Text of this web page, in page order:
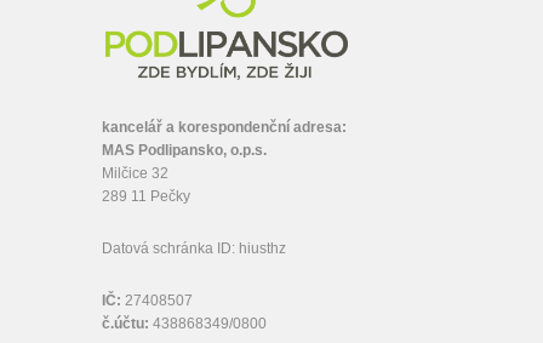
kancelář a korespondenční adresa:
MAS Podlipansko, o.p.s.
Milčice 32
289 11 Pečky
Datová schránka ID: hiusthz
IČ: 27408507
č.účtu: 438868349/0800